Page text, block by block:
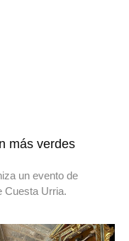
más verdes
un evento de
Cuesta Urria.